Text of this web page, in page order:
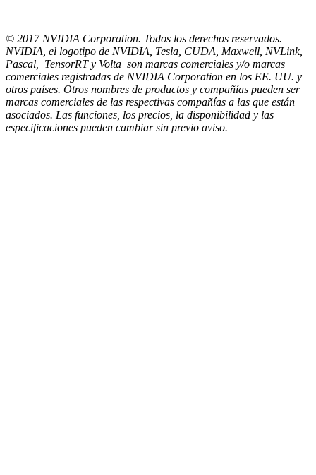
© 2017 NVIDIA Corporation. Todos los derechos reservados.
NVIDIA, el logotipo de NVIDIA, Tesla, CUDA, Maxwell, NVLink,
Pascal, TensorRT y Volta son marcas comerciales y/o marcas
comerciales registradas de NVIDIA Corporation en los EE. UU. y
otros países. Otros nombres de productos y compañías pueden ser
marcas comerciales de las respectivas compañías a las que están
asociados. Las funciones, los precios, la disponibilidad y las
especificaciones pueden cambiar sin previo aviso.